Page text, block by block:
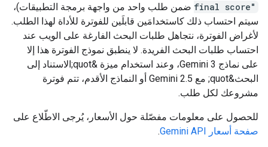
final score" ضمن طلب واحد من واجهة برمجة التطبيقات)،
سيتم احتساب ذلك كاستخدامَين قابلَين للفوترة للأداة لهذا الطلب.
لأغراض الفوترة، نتجاهل طلبات البحث الفارغة على الويب عند
احتساب طلبات البحث الفريدة. لا ينطبق نموذج الفوترة هذا إلا
على نماذج Gemini 3، وعند استخدام ميزة &quot;الاستناد إلى
البحث&quot; مع Gemini 2.5 أو النماذج الأقدم، تتم فوترة
مشروعك لكل طلب.
للحصول على معلومات مفصّلة حول الأسعار، يُرجى الاطّلاع على
صفحة أسعار Gemini API
.